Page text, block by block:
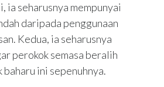
ia seharusnya mempunyai
daripada penggunaan
Kedua, ia seharusnya
perokok semasa beralih
baharu ini sepenuhnya.